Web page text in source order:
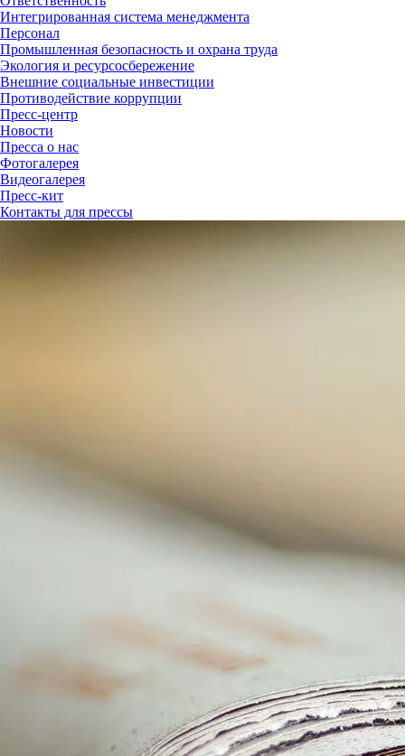
Интегрированная система менеджмента
Персонал
Промышленная безопасность и охрана труда
Экология и ресурсосбережение
Внешние социальные инвестиции
Противодействие коррупции
Пресс-центр
Новости
Пресса о нас
Фотогалерея
Видеогалерея
Пресс-кит
Контакты для прессы